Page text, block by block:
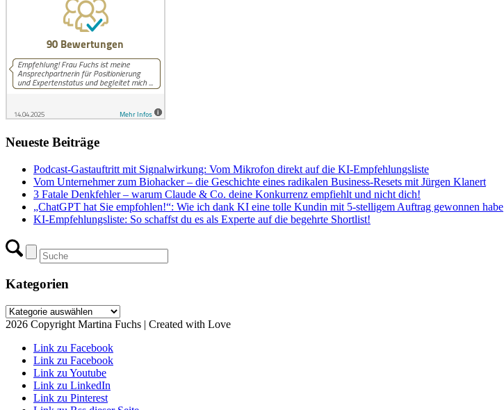
Neueste Beiträge
Podcast-Gastauftritt mit Signalwirkung: Vom Mikrofon direkt auf die KI-Empfehlungsliste
Vom Unternehmer zum Biohacker – die Geschichte eines radikalen Business-Resets mit Jürgen Klanert
3 Fatale Denkfehler – warum Claude & Co. deine Konkurrenz empfiehlt und nicht dich!
„ChatGPT hat Sie empfohlen!“: Wie ich dank KI eine tolle Kundin mit 5-stelligem Auftrag gewonnen habe
KI-Empfehlungsliste: So schaffst du es als Experte auf die begehrte Shortlist!
Kategorien
Kategorien
2026 Copyright Martina Fuchs | Created with Love
Link zu Facebook
Link zu Facebook
Link zu Youtube
Link zu LinkedIn
Link zu Pinterest